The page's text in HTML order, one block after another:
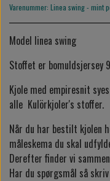
Varenummer: Linea swing - mint
Model linea swing
Stoffet er bomuldsjersey
Kjole med empiresnit
alle Kulörkjoler's stoffer.
Når du har bestilt kjolen
måleskema du skal
Derefter finder vi
Har du spørgsmål så